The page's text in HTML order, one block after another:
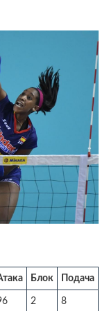
Блок Подача
2 8